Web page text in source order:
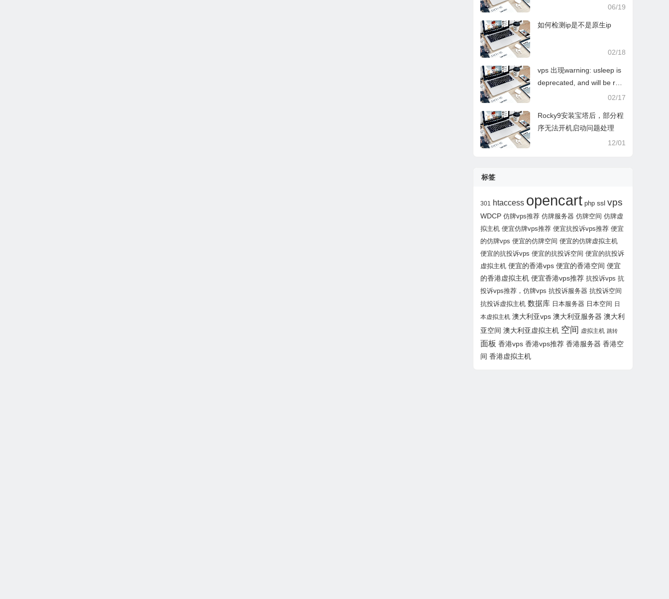
06/19
如何检测ip是不是原生ip
02/18
vps 出现warning: usleep is
deprecated, and will be rem
oved in near future! warnin
d… 如何解决这个问题
02/17
Rocky9安装宝塔后，部分程
序无法开机启动问题处理
12/01
标签
301 htaccess opencart php ssl vps
WDCP 仿牌vps推荐 仿牌服务器 仿牌空间 仿牌虚
拟主机 便宜仿牌vps推荐 便宜抗投诉vps推荐 便宜
的仿牌vps 便宜的仿牌空间 便宜的仿牌虚拟主机
便宜的抗投诉vps 便宜的抗投诉空间 便宜的抗投诉
虚拟主机 便宜的香港vps 便宜的香港空间 便宜
的香港虚拟主机 便宜香港vps推荐 抗投诉vps 抗
投诉vps推荐，仿牌vps 抗投诉服务器 抗投诉空间
抗投诉虚拟主机 数据库 日本服务器 日本空间 日
本虚拟主机 澳大利亚vps 澳大利亚服务器 澳大利
亚空间 澳大利亚虚拟主机 空间 虚拟主机 跳转
面板 香港vps 香港vps推荐 香港服务器 香港空
间 香港虚拟主机